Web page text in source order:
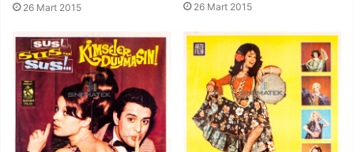
26 Mart 2015 26 Mart 2015